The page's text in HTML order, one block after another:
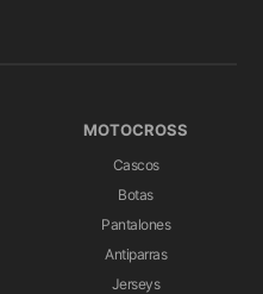
MOTOCROSS
Cascos
Botas
Pantalones
Antiparras
Jerseys